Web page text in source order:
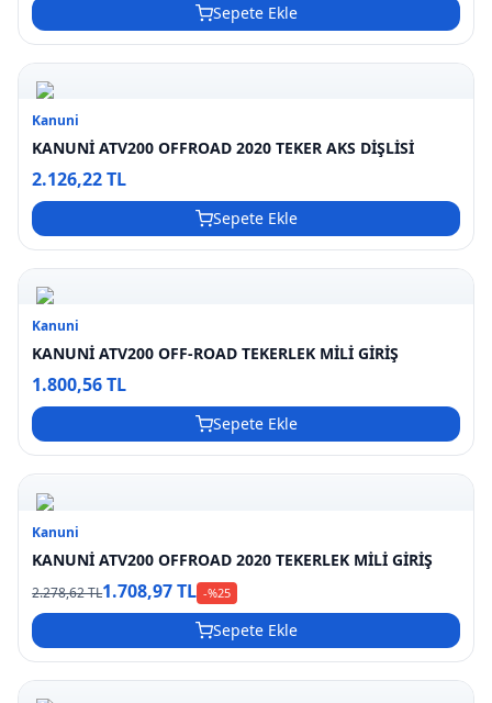
Sepete Ekle
Kanuni
KANUNİ ATV200 OFFROAD 2020 TEKER AKS DİŞLİSİ
2.126,22 TL
Sepete Ekle
Kanuni
KANUNİ ATV200 OFF-ROAD TEKERLEK MİLİ GİRİŞ
1.800,56 TL
Sepete Ekle
Kanuni
KANUNİ ATV200 OFFROAD 2020 TEKERLEK MİLİ GİRİŞ
2.278,62 TL1.708,97 TL -%25
Sepete Ekle